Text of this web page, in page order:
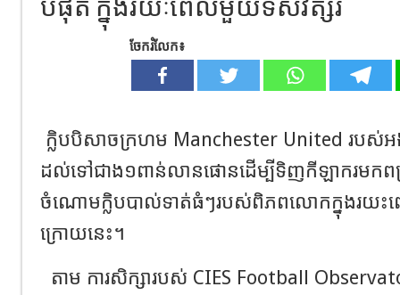
បំផុត ក្នុងរយៈពេលមួយទសវត្សរ៍
ចែករំលែក៖
ក្លិបបិសាចក្រហម Manchester United របស់
ដល់ទៅជាង១ពាន់លានផោនដើម្បីទិញកីឡាករមកព
ចំណោមក្លិបបាល់ទាត់ធំៗរបស់ពិភពលោកក្នុងរយះ
ក្រោយនេះ។
តាម ការសិក្សារបស់ CIES Football